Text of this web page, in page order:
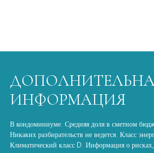
ИНФОРМАЦИЯ
В кондоминиуме. Средняя доля в сметном
Никаких разбирательств не ведется. Класс
Климатический класс D. Информация о